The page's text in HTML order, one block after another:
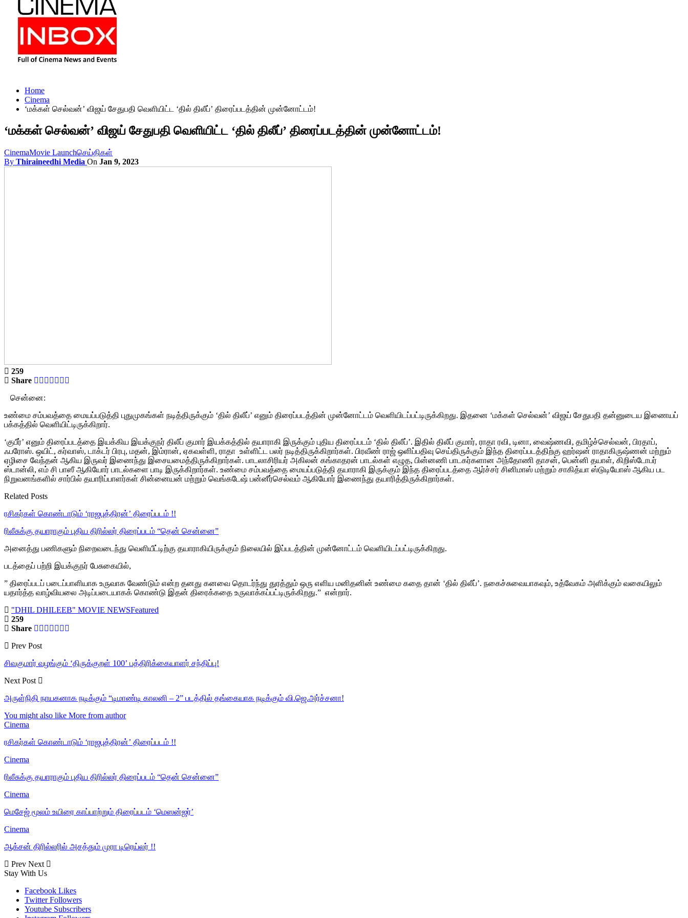
Home
Cinema
‘மக்கள் செல்வன்’ விஜய் சேதுபதி வெளியிட்ட ‘தில் திலீப்’ திரைப்படத்தின் முன்னோட்டம்!
‘மக்கள் செல்வன்’ விஜய் சேதுபதி வெளியிட்ட ‘தில் திலீப்’ திரைப்படத்தின் முன்னோட்டம்!
CinemaMovie Launchசெய்திகள்
By Thiraineedhi Media On Jan 9, 2023
259
Share
சென்னை:
உண்மை சம்பவத்தை மையப்படுத்தி புதுமுகங்கள் நடித்திருக்கும் ‘தில் திலீப்’ எனும் திரைப்படத்தின் முன்னோட்டம் வெளியிடப்பட்டிருக்கிறது. இதனை ‘மக்கள் செல்வன்’ விஜய் சேதுபதி தன்னுடைய இணையப்
பக்கத்தில் வெளியிட்டிருக்கிறார்.
‘குபீர்’ எனும் திரைப்படத்தை இயக்கிய இயக்குநர் திலீப் குமார் இயக்கத்தில் தயாராகி இருக்கும் புதிய திரைப்படம் ‘தில் திலீப்’. இதில் திலீப் குமார், ராதா ரவி, டினா, வைஷ்ணவி, தமிழ்ச்செல்வன், பிரதாப்,
ஃபரோஸ். ஒயிட், கர்வாஸ், டாக்டர் பிரபு, மதன், இம்ரான், ஏகவள்ளி, ராதா உள்ளிட்ட பலர் நடித்திருக்கிறார்கள். பிரவீண் ராஜ் ஒளிப்பதிவு செய்திருக்கும் இந்த திரைப்படத்திற்கு ஹர்ஷன் ராதாகிருஷ்ணன் மற்றும்
ஏழிசை வேந்தன் ஆகிய இருவர் இணைந்து இசையமைத்திருக்கிறார்கள். பாடலாசிரியர் அகிலன் கங்காதரன் பாடல்கள் எழுத, பின்னணி பாடகர்களான அந்தோணி தாசன், பென்னி தயாள், கிறிஸ்டோபர்
ஸ்டான்லி, எம் சி பாஸீ ஆகியோர் பாடல்களை பாடி இருக்கிறார்கள். உண்மை சம்பவத்தை மையப்படுத்தி தயாராகி இருக்கும் இந்த திரைப்படத்தை ஆர்ச்சர் சினிமாஸ் மற்றும் சாகித்யா ஸ்டுடியோஸ் ஆகிய பட
நிறுவனங்களில் சார்பில் தயாரிப்பாளர்கள் சின்னையன் மற்றும் வெங்கடேஷ் பன்னீர்செல்வம் ஆகியோர் இணைந்து தயாரித்திருக்கிறார்கள்.
Related Posts
ரசிகர்கள் கொண்டாடும் ‘ராஜபுத்திரன்’ திரைப்படம் !!
ரிலீசுக்கு தயாராகும் புதிய திரில்லர் திரைப்படம் “தென் சென்னை”
அனைத்து பணிகளும் நிறைவடைந்து வெளியீட்டிற்கு தயாராகியிருக்கும் நிலையில் இப்படத்தின் முன்னோட்டம் வெளியிடப்பட்டிருக்கிறது.
படத்தைப் பற்றி இயக்குநர் பேசுகையில்,
” திரைப்படப் படைப்பாளியாக உருவாக வேண்டும் என்ற தனது கனவை தொடர்ந்து துரத்தும் ஒரு எளிய மனிதனின் உண்மை கதை தான் ‘தில் திலீப்’. நகைச்சுவையாகவும், உத்வேகம் அளிக்கும் வகையிலும்
யதார்த்த வாழ்வியலை அடிப்படையாகக் கொண்டு இதன் திரைக்கதை உருவாக்கப்பட்டிருக்கிறது.” என்றார்.
"DHIL DHILEEB" MOVIE NEWSFeatured
259
Share
Prev Post
சிவகுமார் வழங்கும் ‘திருக்குறள் 100’ பத்திரிக்கையாளர் சந்திப்பு!
Next Post
அருள்நிதி நாயகனாக நடிக்கும் “டிமாண்டி காலனி – 2” படத்தில் தங்கையாக நடிக்கும் வி.ஜெ.அர்ச்சனா!
You might also like More from author
Cinema
ரசிகர்கள் கொண்டாடும் ‘ராஜபுத்திரன்’ திரைப்படம் !!
Cinema
ரிலீசுக்கு தயாராகும் புதிய திரில்லர் திரைப்படம் “தென் சென்னை”
Cinema
மெசேஜ் மூலம் உயிரை காப்பாற்றும் திரைப்படம் ‘மெஸன்ஜர்’
Cinema
ஆக்சன் திரில்லரில் அசத்தும் முரா டிரெய்லர் !!
Prev Next
Stay With Us
Facebook Likes
Twitter Followers
Youtube Subscribers